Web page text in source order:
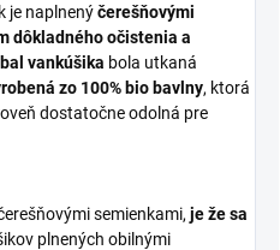
je naplnenýčerešňovými
dôkladného očistenia a
vankúšika bola utkaná
zo 100% bio bavlny, ktorá
dostatočne odolná pre
semienkami, je že sa
plnených obilnými